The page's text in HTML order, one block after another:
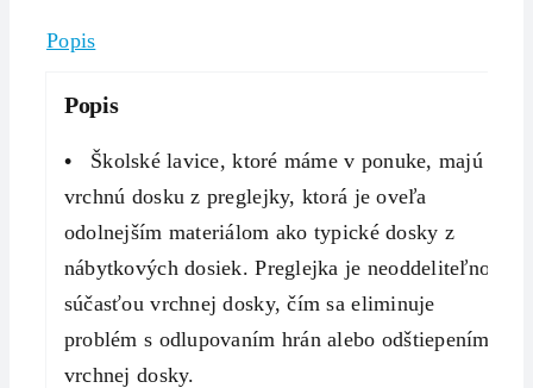
Popis
Popis
• Školské lavice, ktoré máme v ponuke, majú
vrchnú dosku z preglejky, ktorá je oveľa
odolnejším materiálom ako typické dosky z
nábytkových dosiek. Preglejka je neoddeliteľnou
súčasťou vrchnej dosky, čím sa eliminuje
problém s odlupovaním hrán alebo odštiepením
vrchnej dosky.